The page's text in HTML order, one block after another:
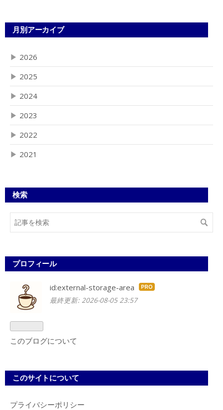
月別アーカイブ
▶ 2026
▶ 2025
▶ 2024
▶ 2023
▶ 2022
▶ 2021
検索
プロフィール
id:external-storage-area はて
最終更新: 2026-08-05 23:57
このブログについて
このサイトについて
プライバシーポリシー